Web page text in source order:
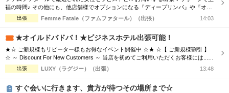
福の時間♪ その他にも、他店舗様でオプションになる『ディープリンパ』や『オイ
ル増量』などメンズエステでは必須とも言えるサービスも当店では基本コースに含
まれております。 その為、「コース料金に+αで支払わなければお楽しみいただけ
をお過ごしください...
出張 Femme Fatale（ファムファタール）（出張） 14:03
★オイルドバドバ！★ビジネスホテル出張可能！
★☆ ご新規様もリピーター様もお得なイベント開催中 ☆★ ☆【 ご新規様割引 】
☆ ～ Discount For New Customers ～ 当店を初めてご利用いただくお客様には...
・初回限定で各コース総額より3,000円割引 ☆【 新人割 】☆ ～ New Face Therapi
st ～ NEW FACE マークの付いているセラピスト限定 ・各コース総額より3,000円
出張 LUXY（ラグジー）（出張） 13:48
すぐ会いに行きます、貴方が待つその場所まで☆